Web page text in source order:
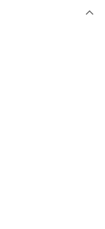
付方式。 讓您購物簡單